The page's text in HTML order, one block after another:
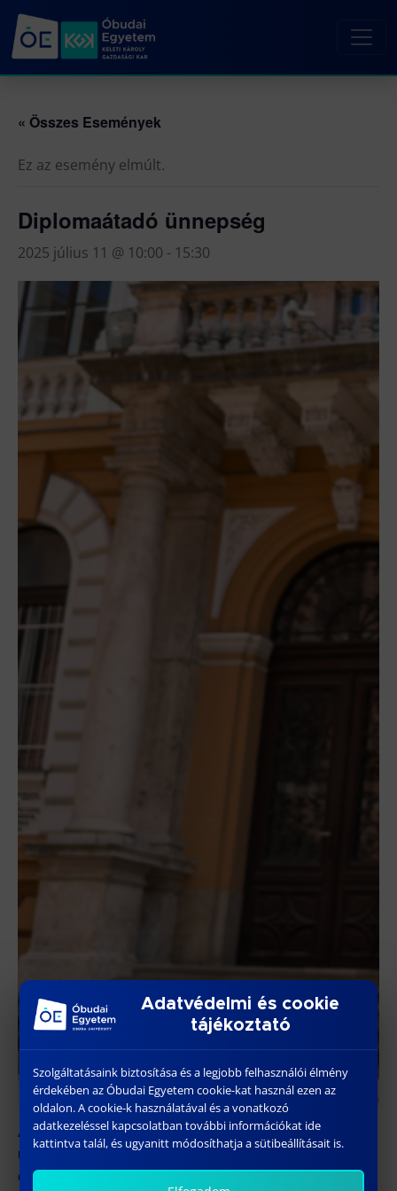
« Összes Események
Ez az esemény elmúlt.
Diplomaátadó ünnepség
2025 július 11 @ 10:00 - 15:30
A Keleti Károly Gazdasági Kar a Diplomaátadó
ünnepségét 2025. július 11-én tartja két részletben a G
épület F. 17. előadótermében.
Adatvédelmi és cookie
tájékoztató
Szolgáltatásaink biztosítása és a legjobb felhasználói élmény
érdekében az Óbudai Egyetem cookie-kat használ ezen az
oldalon. A cookie-k használatával és a vonatkozó
adatkezeléssel kapcsolatban további információkat ide
kattintva talál, és ugyanitt módosíthatja a sütibeállításait is.